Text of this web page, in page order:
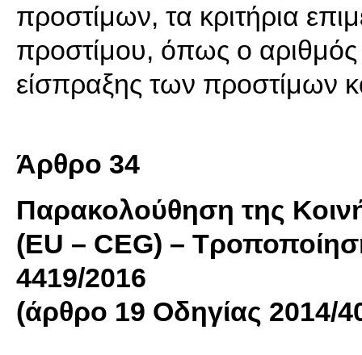
προστίμων, τα κριτήρια
προστίμου, όπως ο
είσπραξης των προστίμων
Άρθρο 34
Παρακολούθηση της
(EU – CEG) –
4419/2016
(άρθρο 19 Οδηγίας 2014/